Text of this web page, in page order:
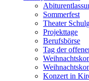
Sommerfest
Theater
Projekttage
Berufsbörse
Tag der
Konzert in